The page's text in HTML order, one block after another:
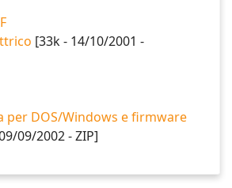
[33k - 14/10/2001 -
per DOS/Windows e firmware
09/2002 - ZIP]